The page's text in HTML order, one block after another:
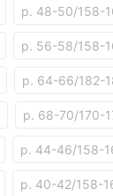
р. 48-50/158-
р. 56-58/158-
р. 64-66/182-
р. 68-70/170-
р. 44-46/158-
р. 40-42/158-